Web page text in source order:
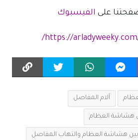
على الفيسبوك
https://arladyweeky.com/
آلام المفاصل
هشاشة العظام
بين هشاشة العظام والتهاب المفاصل